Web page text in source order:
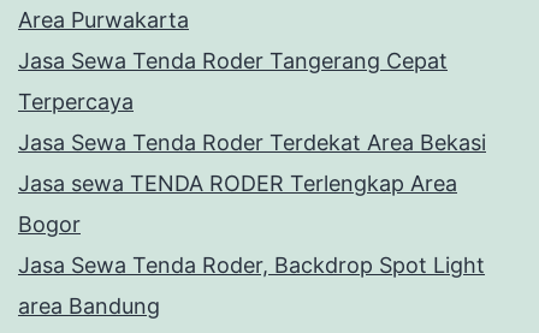
Area Purwakarta
Jasa Sewa Tenda Roder Tangerang Cepat
Terpercaya
Jasa Sewa Tenda Roder Terdekat Area Bekasi
Jasa sewa TENDA RODER Terlengkap Area
Bogor
Jasa Sewa Tenda Roder, Backdrop Spot Light
area Bandung